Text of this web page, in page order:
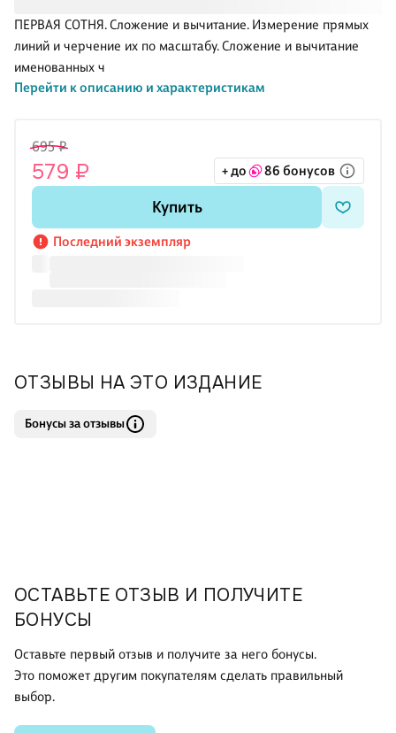
ПЕРВАЯ СОТНЯ. Сложение и вычитание. Измерение прямых
линий и черчение их по масштабу. Сложение и вычитание
именованных ч
Перейти к описанию и характеристикам
695 ₽
579 ₽ + до 86 бонусов
Купить
Последний экземпляр
ОТЗЫВЫ НА ЭТО ИЗДАНИЕ
Бонусы за отзывы
ОСТАВЬТЕ ОТЗЫВ И ПОЛУЧИТЕ
БОНУСЫ
Оставьте первый отзыв и получите за него бонусы.
Это поможет другим покупателям сделать правильный
выбор.